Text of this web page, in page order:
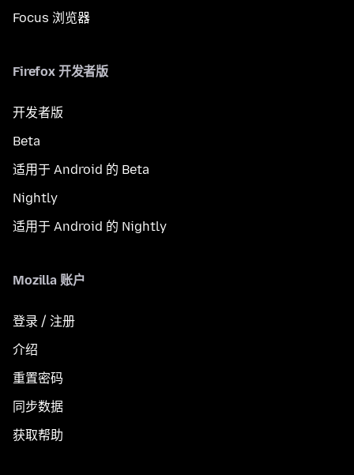
Focus 浏览器
Firefox 开发者版
开发者版
Beta
适用于 Android 的 Beta
Nightly
适用于 Android 的 Nightly
Mozilla 账户
登录 / 注册
介绍
重置密码
同步数据
获取帮助